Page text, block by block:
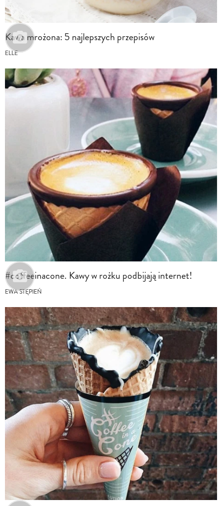
Kawa mrożona: 5 najlepszych przepisów
ELLE
#coffeeinacone. Kawy w rożku podbijają internet!
EWA STĘPIEŃ